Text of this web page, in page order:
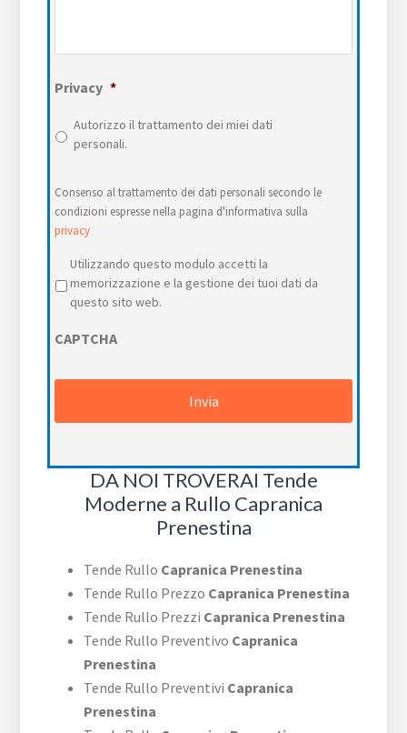
Privacy *
Autorizzo il trattamento dei miei dati
personali.
Consenso al trattamento dei dati personali secondo le
condizioni espresse nella pagina d'informativa sulla
privacy
Privacy *
Utilizzando questo modulo accetti la
memorizzazione e la gestione dei tuoi dati da
questo sito web.
CAPTCHA
DA NOI TROVERAI Tende
Moderne a Rullo Capranica
Prenestina
Tende Rullo Capranica Prenestina
Tende Rullo Prezzo Capranica Prenestina
Tende Rullo Prezzi Capranica Prenestina
Tende Rullo Preventivo Capranica
Prenestina
Tende Rullo Preventivi Capranica
Prenestina